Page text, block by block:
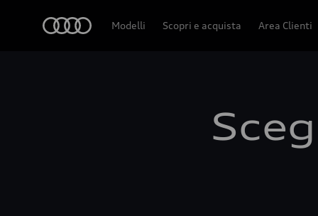
Modelli Scopri e acquista Area Clienti